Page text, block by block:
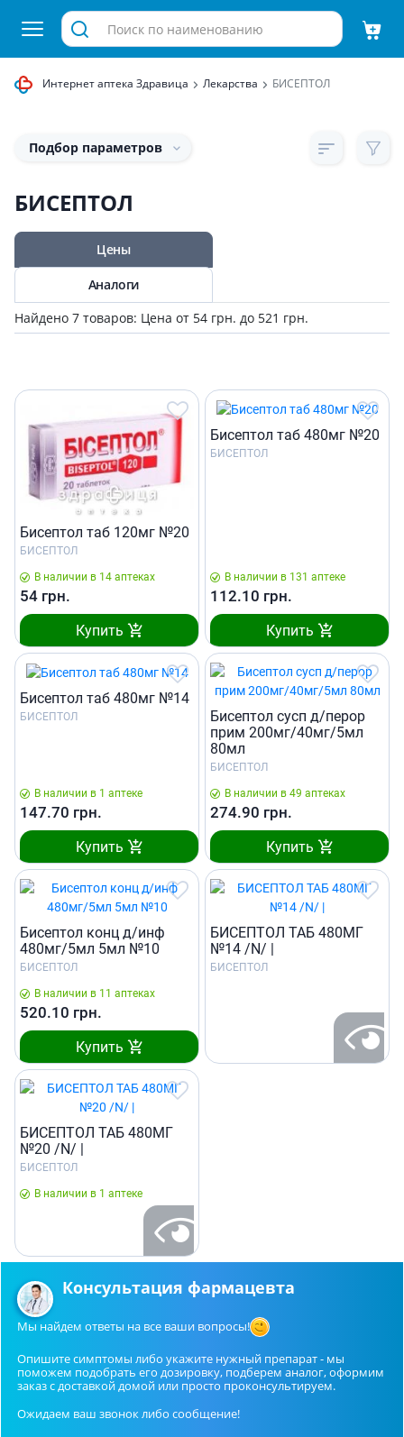
Интернет аптека Здравица Лекарства БИСЕПТОЛ
Подбор параметров
БИСЕПТОЛ
Цены
Аналоги
Найдено 7 товаров: Цена от 54 грн. до 521 грн.
Бисептол таб 120мг №20
БИСЕПТОЛ
В наличии в 14 аптеках
54 грн.
Купить
Бисептол таб 480мг №20
БИСЕПТОЛ
В наличии в 131 аптеке
112.10 грн.
Купить
Бисептол таб 480мг №14
БИСЕПТОЛ
В наличии в 1 аптеке
147.70 грн.
Купить
Бисептол сусп д/перор
прим 200мг/40мг/5мл
80мл
БИСЕПТОЛ
В наличии в 49 аптеках
274.90 грн.
Купить
Бисептол конц д/инф
480мг/5мл 5мл №10
БИСЕПТОЛ
В наличии в 11 аптеках
520.10 грн.
Купить
БИСЕПТОЛ ТАБ 480МГ
№14 /N/ |
БИСЕПТОЛ
БИСЕПТОЛ ТАБ 480МГ
№20 /N/ |
БИСЕПТОЛ
В наличии в 1 аптеке
Консультация фармацевта
Мы найдем ответы на все ваши вопросы!
Опишите симптомы либо укажите нужный препарат - мы
поможем подобрать его дозировку, подберем аналог, оформим
заказ с доставкой домой или просто проконсультируем.
Ожидаем ваш звонок либо сообщение!